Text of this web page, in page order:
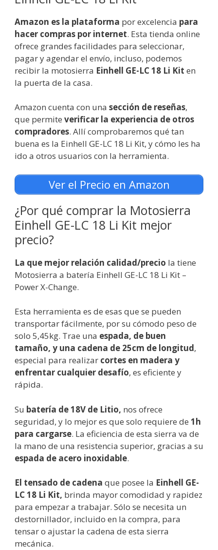
Amazon es la plataforma por excelencia para
hacer compras por internet. Esta tienda online
ofrece grandes facilidades para seleccionar,
pagar y agendar el envío, incluso, podemos
recibir la motosierra Einhell GE-LC 18 Li Kit en
la puerta de la casa.
Amazon cuenta con una sección de reseñas,
que permite verificar la experiencia de otros
compradores. Allí comprobaremos qué tan
buena es la Einhell GE-LC 18 Li Kit, y cómo les ha
ido a otros usuarios con la herramienta.
Ver el Precio en Amazon
¿Por qué comprar la Motosierra
Einhell GE-LC 18 Li Kit mejor
precio?
La que mejor relación calidad/precio la tiene
Motosierra a batería Einhell GE-LC 18 Li Kit –
Power X-Change.
Esta herramienta es de esas que se pueden
transportar fácilmente, por su cómodo peso de
solo 5,45kg. Trae una espada, de buen
tamaño, y una cadena de 25cm de longitud,
especial para realizar cortes en madera y
enfrentar cualquier desafío, es eficiente y
rápida.
Su batería de 18V de Litio, nos ofrece
seguridad, y lo mejor es que solo requiere de 1h
para cargarse. La eficiencia de esta sierra va de
la mano de una resistencia superior, gracias a su
espada de acero inoxidable.
El tensado de cadena que posee la Einhell GE-
LC 18 Li Kit, brinda mayor comodidad y rapidez
para empezar a trabajar. Sólo se necesita un
destornillador, incluido en la compra, para
tensar o ajustar la cadena de esta sierra
mecánica.